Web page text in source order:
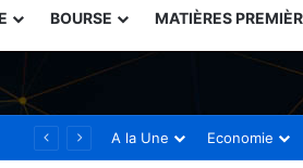
BOURSE MATIÈRES
A la Une Economie